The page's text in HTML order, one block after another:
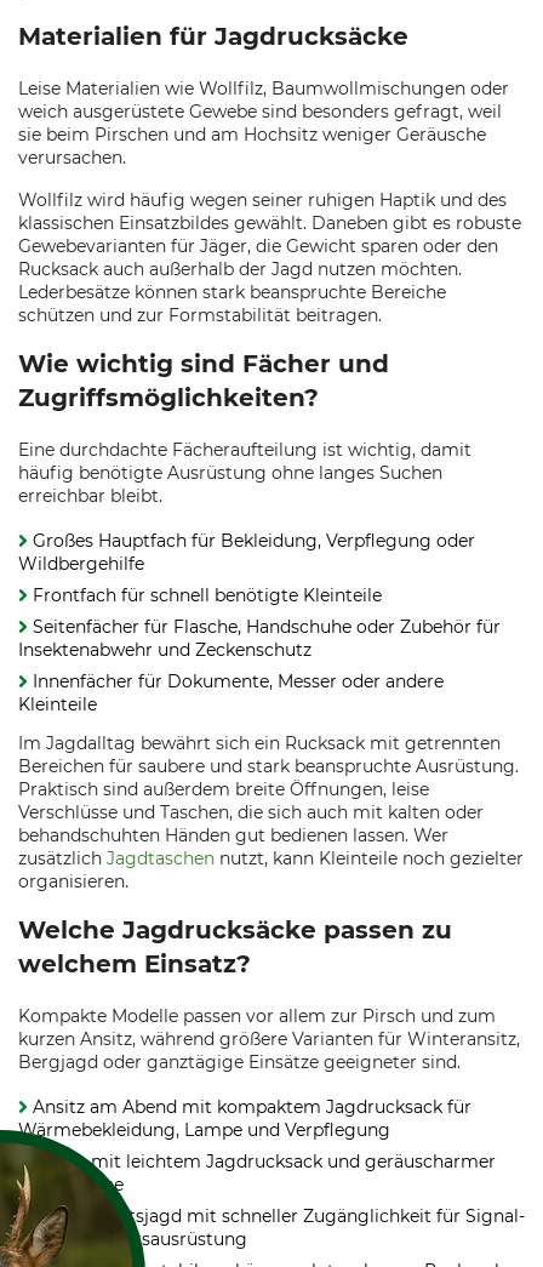
Materialien für Jagdrucksäcke
Leise Materialien wie Wollfilz, Baumwollmischungen oder
weich ausgerüstete Gewebe sind besonders gefragt, weil
sie beim Pirschen und am Hochsitz weniger Geräusche
verursachen.
Wollfilz wird häufig wegen seiner ruhigen Haptik und des
klassischen Einsatzbildes gewählt. Daneben gibt es robuste
Gewebevarianten für Jäger, die Gewicht sparen oder den
Rucksack auch außerhalb der Jagd nutzen möchten.
Lederbesätze können stark beanspruchte Bereiche
schützen und zur Formstabilität beitragen.
Wie wichtig sind Fächer und
Zugriffsmöglichkeiten?
Eine durchdachte Fächeraufteilung ist wichtig, damit
häufig benötigte Ausrüstung ohne langes Suchen
erreichbar bleibt.
Großes Hauptfach für Bekleidung, Verpflegung oder
Wildbergehilfe
Frontfach für schnell benötigte Kleinteile
Seitenfächer für Flasche, Handschuhe oder Zubehör für
Insektenabwehr und Zeckenschutz
Innenfächer für Dokumente, Messer oder andere
Kleinteile
Im Jagdalltag bewährt sich ein Rucksack mit getrennten
Bereichen für saubere und stark beanspruchte Ausrüstung.
Praktisch sind außerdem breite Öffnungen, leise
Verschlüsse und Taschen, die sich auch mit kalten oder
behandschuhten Händen gut bedienen lassen. Wer
zusätzlich Jagdtaschen nutzt, kann Kleinteile noch gezielter
organisieren.
Welche Jagdrucksäcke passen zu
welchem Einsatz?
Kompakte Modelle passen vor allem zur Pirsch und zum
kurzen Ansitz, während größere Varianten für Winteransitz,
Bergjagd oder ganztägige Einsätze geeigneter sind.
Ansitz am Abend mit kompaktem Jagdrucksack für
Wärmebekleidung, Lampe und Verpflegung
Pirsch mit leichtem Jagdrucksack und geräuscharmer
Außenfläche
Gesellschaftsjagd mit schneller Zugänglichkeit für Signal-
und Sicherheitsausrüstung